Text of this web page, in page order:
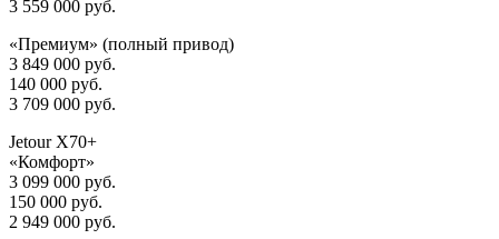
3 559 000 руб.
«Премиум» (полный привод)
3 849 000 руб.
140 000 руб.
3 709 000 руб.
Jetour X70+
«Комфорт»
3 099 000 руб.
150 000 руб.
2 949 000 руб.